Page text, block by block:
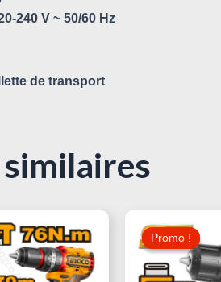
240 V ~ 50/60 Hz
de transport
:
510,000 د.ت.
Prix
Actuel
Est :
Promo !
Promo !